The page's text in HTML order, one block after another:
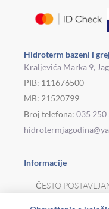
Hidroterm bazeni i
Kraljevića Marka 9,
PIB: 111676500
MB: 21520799
Broj telefona: 035 250
Informacije
ČESTO